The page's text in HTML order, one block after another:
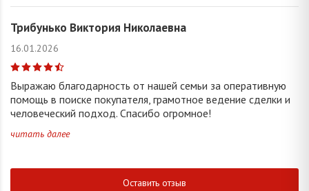
Трибунько Виктория Николаевна
16.01.2026
Выражаю благодарность от нашей семьи за оперативную
помощь в поиске покупателя, грамотное ведение сделки и
человеческий подход. Спасибо огромное!
читать далее
Оставить отзыв